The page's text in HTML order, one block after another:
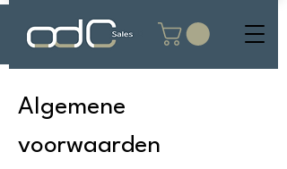
Algemene
voorwaarden